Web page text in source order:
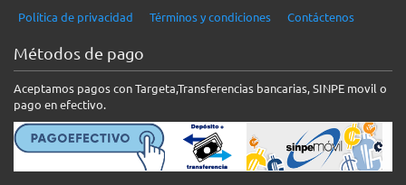
Política de privacidad
Términos y condiciones Contáctenos
Métodos de pago
Aceptamos pagos con Targeta,Transferencias bancarias, SINPE movil o
pago en efectivo.